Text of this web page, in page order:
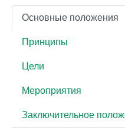
Основные положения
Принципы
Цели
Мероприятия
Заключительное